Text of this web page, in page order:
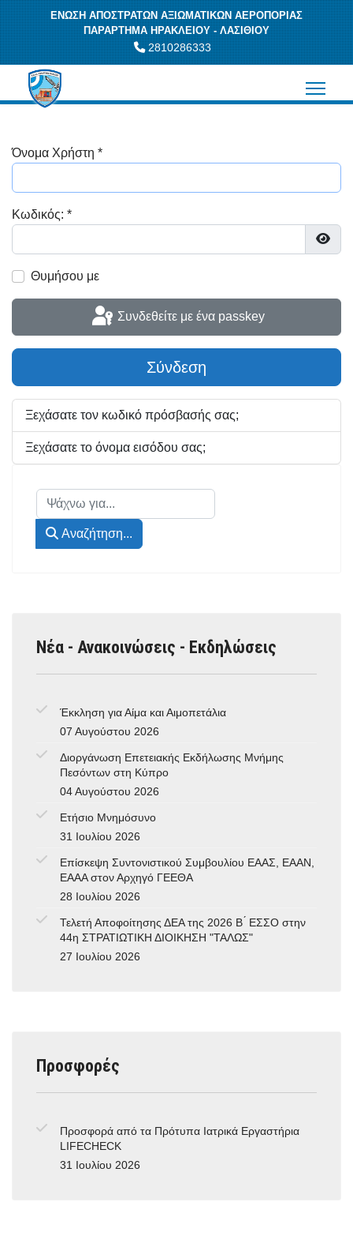
ΕΝΩΣΗ ΑΠΟΣΤΡΑΤΩΝ ΑΞΙΩΜΑΤΙΚΩΝ ΑΕΡΟΠΟΡΙΑΣ
ΠΑΡΑΡΤΗΜΑ ΗΡΑΚΛΕΙΟΥ - ΛΑΣΙΘΙΟΥ
2810286333
Όνομα Χρήστη *
Κωδικός: *
Θυμήσου με
Συνδεθείτε με ένα passkey
Σύνδεση
Ξεχάσατε τον κωδικό πρόσβασής σας;
Ξεχάσατε το όνομα εισόδου σας;
Αναζήτηση...
Αναζήτηση...
Νέα - Ανακοινώσεις - Εκδηλώσεις
Έκκληση για Αίμα και Αιμοπετάλια
07 Αυγούστου 2026
Διοργάνωση Επετειακής Εκδήλωσης Μνήμης
Πεσόντων στη Κύπρο
04 Αυγούστου 2026
Ετήσιο Μνημόσυνο
31 Ιουλίου 2026
Επίσκεψη Συντονιστικού Συμβουλίου ΕΑΑΣ, ΕΑΑΝ,
ΕΑΑΑ στον Αρχηγό ΓΕΕΘΑ
28 Ιουλίου 2026
Τελετή Αποφοίτησης ΔΕΑ της 2026 Β ́ ΕΣΣΟ στην
44η ΣΤΡΑΤΙΩΤΙΚΗ ΔΙΟΙΚΗΣΗ "ΤΑΛΩΣ"
27 Ιουλίου 2026
Προσφορές
Προσφορά από τα Πρότυπα Ιατρικά Εργαστήρια
LIFECHECK
31 Ιουλίου 2026